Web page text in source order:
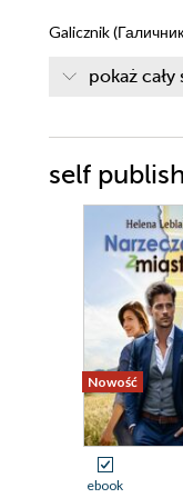
Galicznik
Bigorski klasztor
Kiczewo (Кичево)
Gostiwar
Tetowo (Тетово)
Leszok (Лешок)
pokaż cały
self
Nowość
ebook